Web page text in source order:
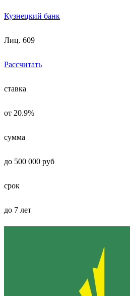
Кузнецкий банк
Лиц. 609
Рассчитать
ставка
от 20.9%
сумма
до 500 000 руб
срок
до 7 лет